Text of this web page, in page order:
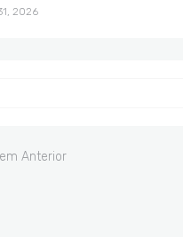
2026
Anterior